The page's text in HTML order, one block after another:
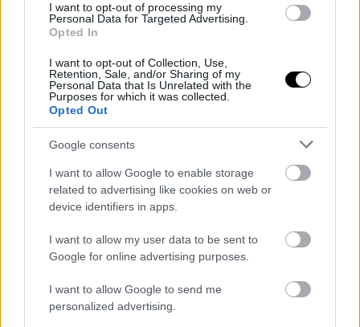
I want to opt-out of processing my
Personal Data for Targeted Advertising.
Opted In
I want to opt-out of Collection, Use,
Retention, Sale, and/or Sharing of my
Personal Data that Is Unrelated with the
Purposes for which it was collected.
Opted Out
Google consents
I want to allow Google to enable storage
related to advertising like cookies on web or
device identifiers in apps.
I want to allow my user data to be sent to
Google for online advertising purposes.
I want to allow Google to send me
personalized advertising.
Fast and Furious Arcade: Χαοτικό,
θεαματικό και εντελώς χαζό video
game
GAMING
Formula Legends: Το video game που
θα σε κάνει να αγαπήσεις ξανά την F1